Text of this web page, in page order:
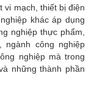
vi mạch, thiết bị điện
khác áp dụng
nghiệp thực phẩm,
ngành công nghiệp
nghiệp mà trong
những thành phần